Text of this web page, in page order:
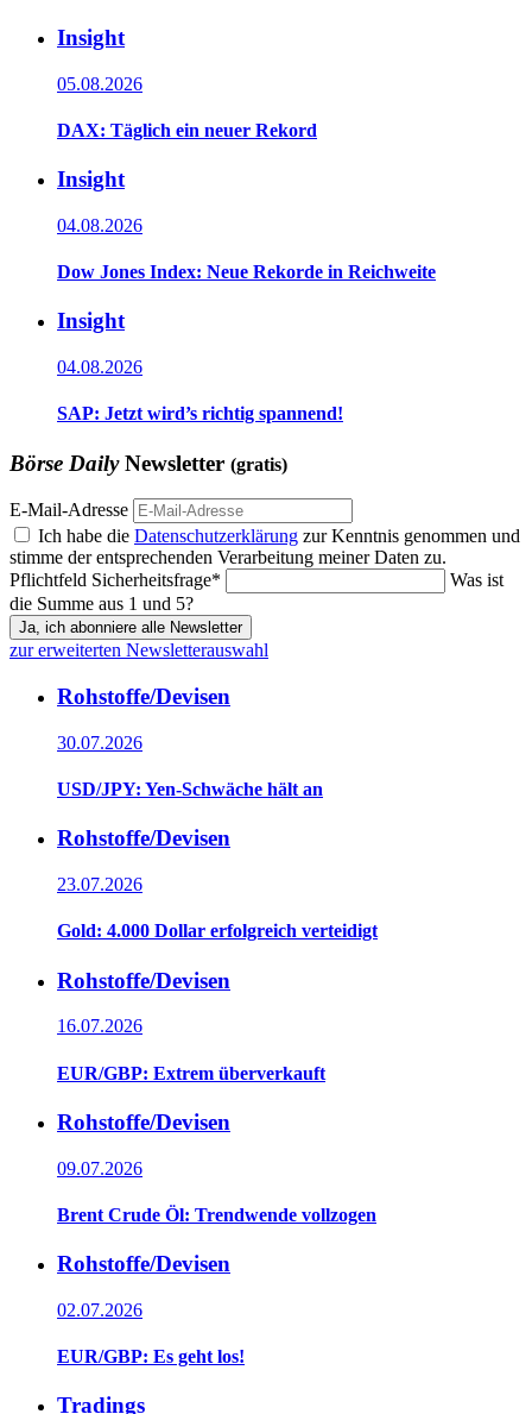
Insight
05.08.2026
DAX: Täglich ein neuer Rekord
Insight
04.08.2026
Dow Jones Index: Neue Rekorde in Reichweite
Insight
04.08.2026
SAP: Jetzt wird’s richtig spannend!
Börse DailyNewsletter (gratis)
E-Mail-Adresse
Ich habe die Datenschutzerklärung zur Kenntnis genommen und
stimme der entsprechenden Verarbeitung meiner Daten zu.
Pflichtfeld Sicherheitsfrage*
Was ist
die Summe aus 1 und 5?
Ja, ich abonniere alle Newsletter
zur erweiterten Newsletterauswahl
Rohstoffe/Devisen
30.07.2026
USD/JPY: Yen-Schwäche hält an
Rohstoffe/Devisen
23.07.2026
Gold: 4.000 Dollar erfolgreich verteidigt
Rohstoffe/Devisen
16.07.2026
EUR/GBP: Extrem überverkauft
Rohstoffe/Devisen
09.07.2026
Brent Crude Öl: Trendwende vollzogen
Rohstoffe/Devisen
02.07.2026
EUR/GBP: Es geht los!
Tradings